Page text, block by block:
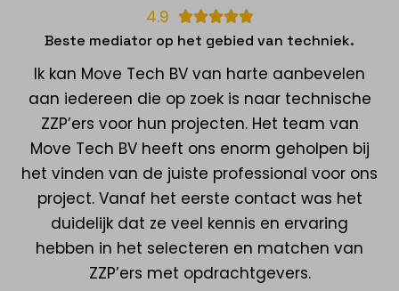
4.9 
Beste mediator op het gebied van techniek.
Ik kan Move Tech BV van harte aanbevelen
aan iedereen die op zoek is naar technische
ZZP’ers voor hun projecten. Het team van
Move Tech BV heeft ons enorm geholpen bij
het vinden van de juiste professional voor ons
project. Vanaf het eerste contact was het
duidelijk dat ze veel kennis en ervaring
hebben in het selecteren en matchen van
ZZP’ers met opdrachtgevers.